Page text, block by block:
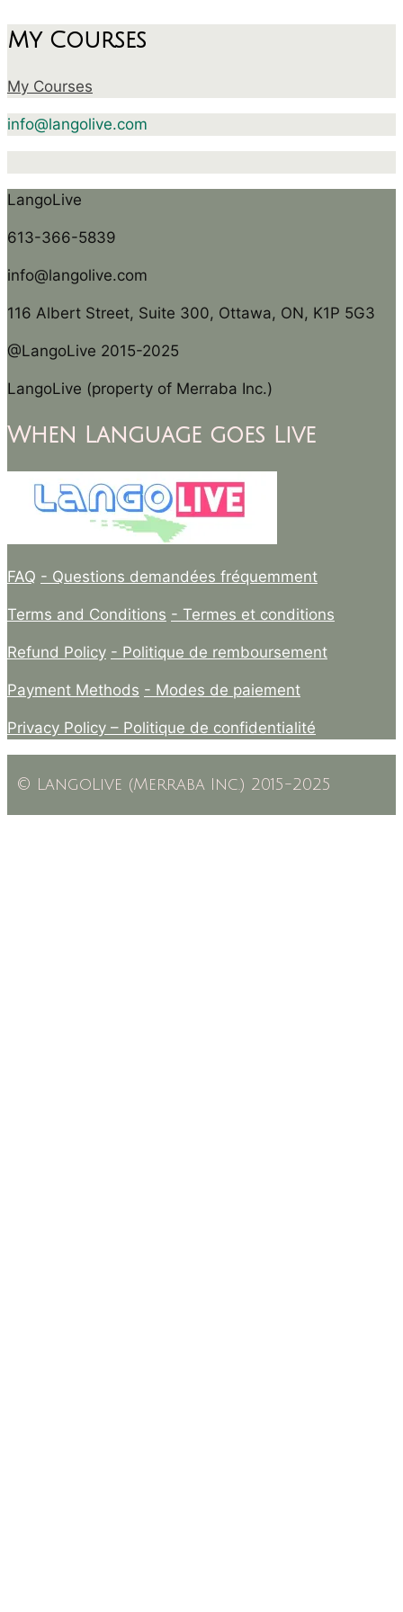
My Courses
My Courses
info@langolive.com
LangoLive
613-366-5839
info@langolive.com
116 Albert Street, Suite 300, Ottawa, ON, K1P 5G3
@LangoLive 2015-2025
LangoLive (property of Merraba Inc.)
When Language goes Live
FAQ - Questions demandées fréquemment
Terms and Conditions - Termes et conditions
Refund Policy - Politique de remboursement
Payment Methods - Modes de paiement
Privacy Policy – Politique de confidentialité
© LangoLive (Merraba Inc.) 2015-2025